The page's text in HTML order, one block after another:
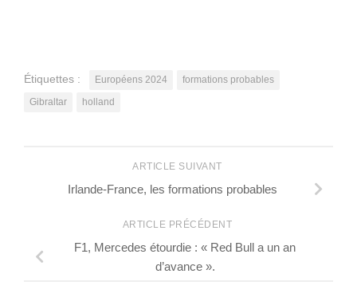
Étiquettes : Européens 2024
formations probables
Gibraltar
holland
ARTICLE SUIVANT
Irlande-France, les formations probables
ARTICLE PRÉCÉDENT
F1, Mercedes étourdie : « Red Bull a un an
d’avance ».